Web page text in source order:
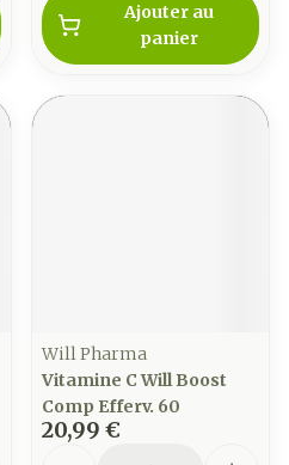
Ajouter au
panier
Will Pharma
Vitamine C Will Boost
Comp Efferv. 60
20,99 €